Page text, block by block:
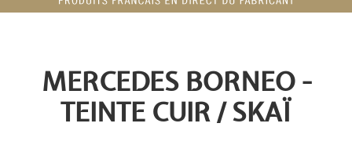
MERCEDES BORNEO -
TEINTE CUIR / SKAÏ